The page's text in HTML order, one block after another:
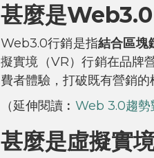
甚麼是Web3.0
Web3.0行銷是指結合區塊
擬實境（VR）行銷在品牌
費者體驗，打破既有營銷的
（延伸閱讀︰ Web 3.0趨
甚麼是虛擬實